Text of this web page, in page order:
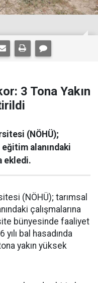
3 Tona Yakın
(NÖHÜ);
alanındaki
ekledi.
(NÖHÜ); tarımsal
çalışmalarına
bünyesinde faaliyet
bal hasadında
yakın yüksek